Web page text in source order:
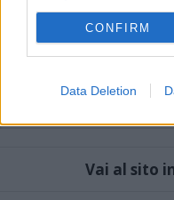
CONFIRM
Data Deletion
Vai al sito